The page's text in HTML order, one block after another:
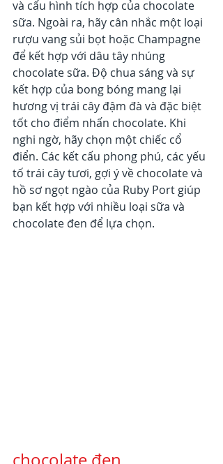
và cấu hình tích hợp của chocolate
sữa. Ngoài ra, hãy cân nhắc một loại
rượu vang sủi bọt hoặc Champagne
để kết hợp với dâu tây nhúng
chocolate sữa. Độ chua sáng và sự
kết hợp của bong bóng mang lại
hương vị trái cây đậm đà và đặc biệt
tốt cho điểm nhấn chocolate. Khi
nghi ngờ, hãy chọn một chiếc cổ
điển. Các kết cấu phong phú, các yếu
tố trái cây tươi, gợi ý về chocolate và
hồ sơ ngọt ngào của Ruby Port giúp
bạn kết hợp với nhiều loại sữa và
chocolate đen để lựa chọn.